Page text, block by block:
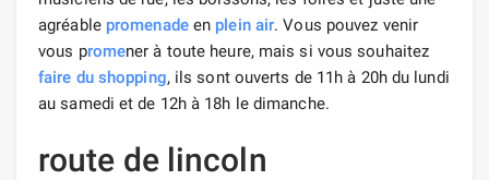
agréable promenadeen plein air. Vous pouvez venir
vous promener à toute heure, mais si vous souhaitez
faire du shopping, ils sont ouverts de 11h à 20h du lundi
au samedi et de 12h à 18h le dimanche.
route de lincoln